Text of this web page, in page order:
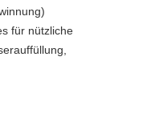
für nützliche